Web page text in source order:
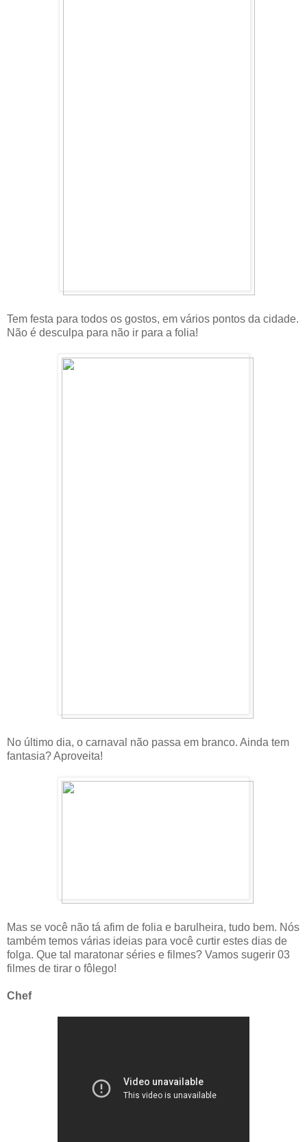
Tem festa para todos os gostos, em vários pontos da cidade.
Não é desculpa para não ir para a folia!
No último dia, o carnaval não passa em branco. Ainda tem
fantasia? Aproveita!
Mas se você não tá afim de folia e barulheira, tudo bem. Nós
também temos várias ideias para você curtir estes dias de
folga. Que tal maratonar séries e filmes? Vamos sugerir 03
filmes de tirar o fôlego!
Chef